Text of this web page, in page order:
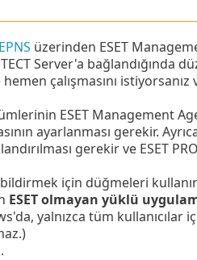
EPNS üzerinden ESET
Server'a bağlandığında
çalışmasını istiyorsanız
ESET Management
ayarlanması gerekir.
gerekir ve ESET
için düğmeleri
ESET olmayan yüklü
yalnızca tüm kullanıcılar